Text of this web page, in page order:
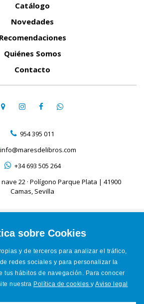
sobre Cookies
y de terceros para analizar el tráfico,
redes sociales y para personalizar la
tus hábitos de navegación. Para conocer
nuestra Política de cookies y Aviso legal
Catálogo
Novedades
Recomendaciones
Quiénes Somos
Contacto
954 395 011
info@maresdelibros.com
+34 693 505 264
22 · Polígono Parque Plata | 41900
Camas, Sevilla
Política de Cookies
de venta online
Accesibilidad